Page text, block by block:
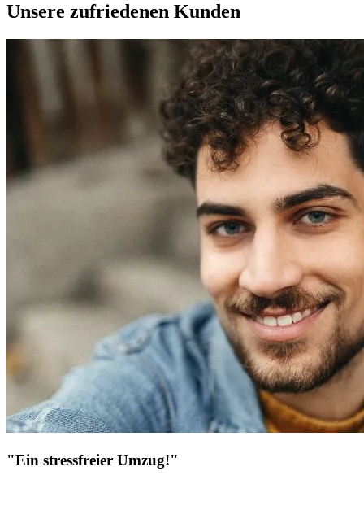
Unsere zufriedenen Kunden
"Ein stressfreier Umzug!"